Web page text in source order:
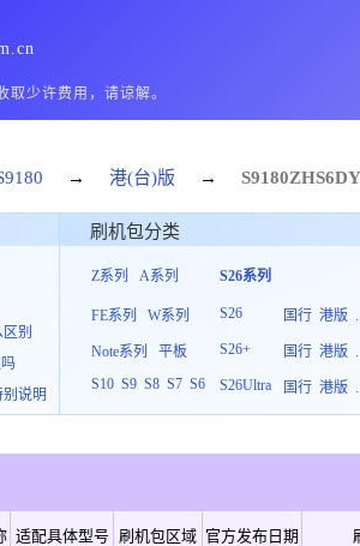
取少许费用，请谅解。
→ 港(台)版 → S9180ZHS6
别
说明
刷机包分类
Z系列 A系列
FE系列 W系列
Note系列
平板
S10 S9 S8 S7 S6
S26系列
S26 国行 港版
S26+
国行 港版
S26Ultra
国行 港版
适配具体型号 刷机包区域 官方发布日期